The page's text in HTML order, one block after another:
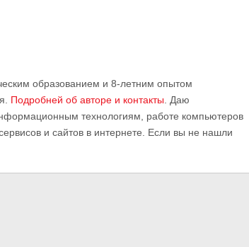
образованием и 8-летним опытом
Подробней об авторе и контакты . Даю
технологиям, работе компьютеров
и сайтов в интернете. Если вы не нашли